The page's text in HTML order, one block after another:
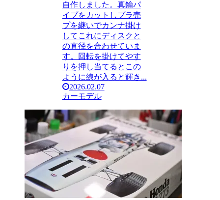
自作しました。真鍮パ
イプをカットしプラ売
プを継いでカンナ掛け
してこれにディスクと
の直径を合わせていま
す。回転を掛けてやす
りを押し当てるとこの
ように線が入ると輝き...
2026.02.07
カーモデル